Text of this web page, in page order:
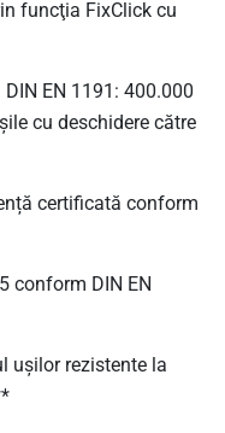
funcţia FixClick cu
EN 1191: 400.000
cu deschidere către
certificată conform
conform DIN EN
uşilor rezistente la